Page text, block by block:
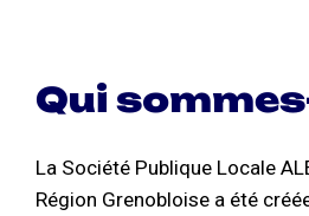
Qui
La Société Publique Locale
Région Grenobloise a été